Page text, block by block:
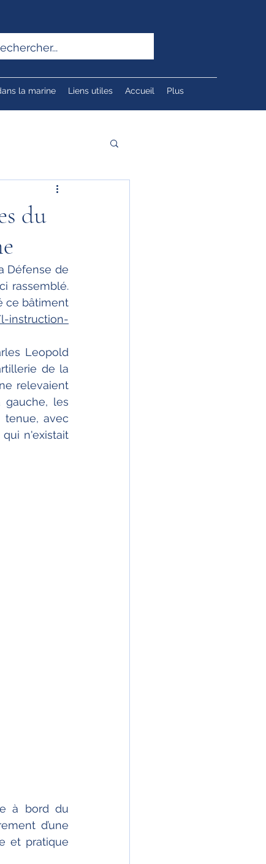
la marine Liens utiles Accueil Plus
du
Défense de
rassemblé.
ce bâtiment
instruction-
Leopold
de la
relevaient
gauche, les
tenue, avec
n'existait
à bord du
d’une
et pratique